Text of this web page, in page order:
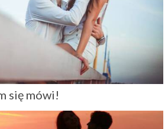
się mówi!